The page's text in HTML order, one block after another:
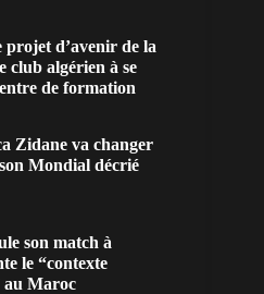
projet d’avenir de la
club algérien à se
de formation
Zidane va changer
Mondial décrié
son match à
le “contexte
au Maroc